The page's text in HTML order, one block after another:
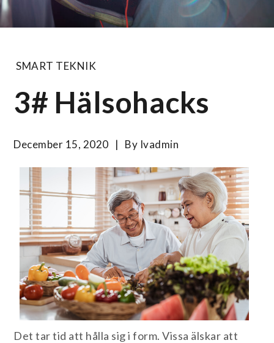
SMART TEKNIK
3# Hälsohacks
December 15, 2020 By Ivadmin
Det tar tid att hålla sig i form. Vissa älskar att